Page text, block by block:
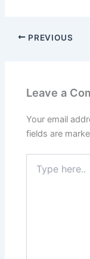
PREVIOUS
Leave a
Your email
fields are
here..